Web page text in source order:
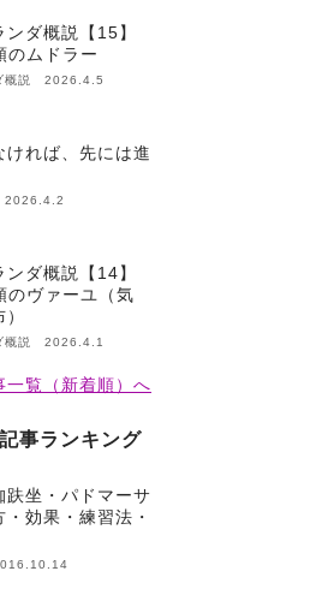
ダ概説【15】
ムドラー
概説 2026.4.5
ければ、先には進
2026.4.2
ダ概説【14】
ヴァーユ（気
概説 2026.4.1
一覧（新着順）へ
事ランキング
趺坐・パドマーサ
効果・練習法・